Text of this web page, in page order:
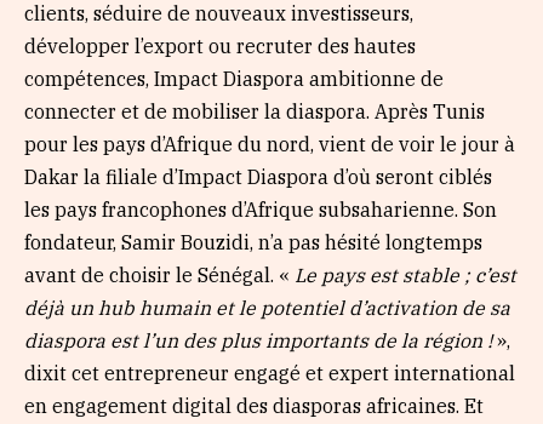
clients, séduire de nouveaux investisseurs,
développer l’export ou recruter des hautes
compétences, Impact Diaspora ambitionne de
connecter et de mobiliser la diaspora. Après Tunis
pour les pays d’Afrique du nord, vient de voir le jour à
Dakar la filiale d’Impact Diaspora d’où seront ciblés
les pays francophones d’Afrique subsaharienne. Son
fondateur, Samir Bouzidi, n’a pas hésité longtemps
avant de choisir le Sénégal. « Le pays est stable ; c’est
déjà un hub humain et le potentiel d’activation de sa
diaspora est l’un des plus importants de la région !»,
dixit cet entrepreneur engagé et expert international
en engagement digital des diasporas africaines. Et